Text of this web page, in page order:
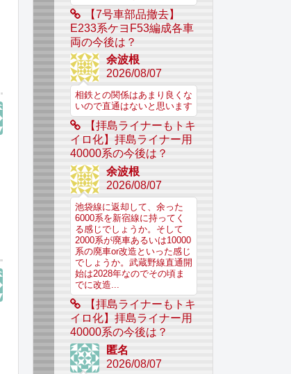
【7号車部品撤去】
E233系ケヨF53編成各車
両の今後は？
余波根
2026/08/07
相鉄との関係はあまり良くな
いので直通はないと思います
【拝島ライナーもトキ
イロ化】拝島ライナー用
40000系の今後は？
余波根
2026/08/07
池袋線に返却して、余った
6000系を新宿線に持ってく
る感じでしょうか。そして
2000系が廃車あるいは10000
系の廃車or改造といった感じ
でしょうか。武蔵野線直通開
始は2028年なのでその頃ま
でに改造...
【拝島ライナーもトキ
イロ化】拝島ライナー用
40000系の今後は？
匿名
2026/08/07